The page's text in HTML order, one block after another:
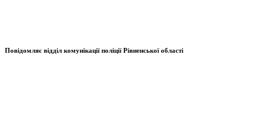
Повідомляє відділ комунікації поліції Рівненської області